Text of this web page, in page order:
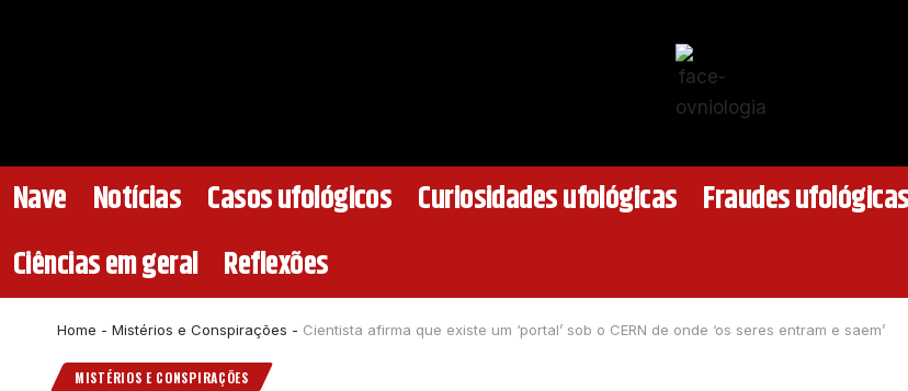
Nave Notícias Casos ufológicos Curiosidades ufológicas Fraudes ufológicas
Ciências em geral Reflexões
Home - Mistérios e Conspirações - Cientista afirma que existe um ‘portal’ sob o CERN de onde ‘os seres entram e saem’
MISTÉRIOS E CONSPIRAÇÕES